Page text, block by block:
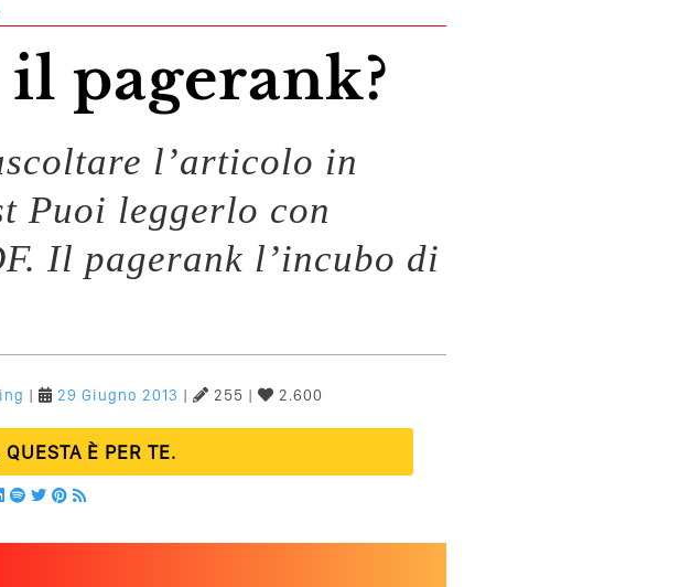
il pagerank?
l’articolo in
Puoi leggerlo con
Il pagerank l’incubo di
| 29 Giugno 2013 | 255 | 2.600
È PER TE.